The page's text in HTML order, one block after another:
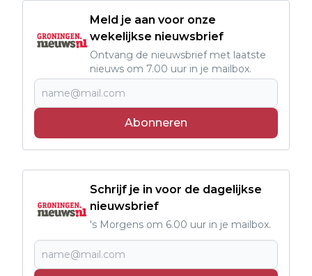
Meld je aan voor onze
wekelijkse nieuwsbrief
Ontvang de nieuwsbrief met laatste
nieuws om 7.00 uur in je mailbox.
Abonneren
Schrijf je in voor de dagelijkse
nieuwsbrief
's Morgens om 6.00 uur in je mailbox.